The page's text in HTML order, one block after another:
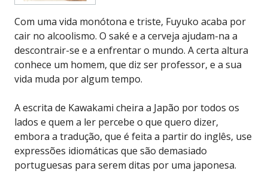
Com uma vida monótona e triste, Fuyuko acaba por
cair no alcoolismo. O saké e a cerveja ajudam-na a
descontrair-se e a enfrentar o mundo. A certa altura
conhece um homem, que diz ser professor, e a sua
vida muda por algum tempo.
A escrita de Kawakami cheira a Japão por todos os
lados e quem a ler percebe o que quero dizer,
embora a tradução, que é feita a partir do inglês, use
expressões idiomáticas que são demasiado
portuguesas para serem ditas por uma japonesa.